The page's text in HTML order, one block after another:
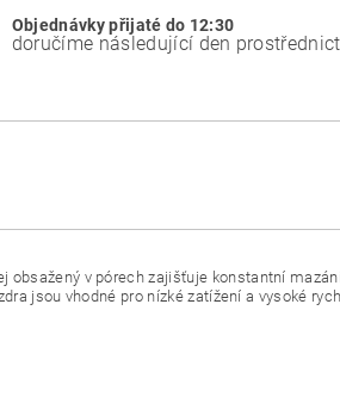
Objednávky přijaté do 12:30
doručíme následující den
obsažený v pórech zajišťuje konstantní
jsou vhodné pro nízké zatížení a vysoké